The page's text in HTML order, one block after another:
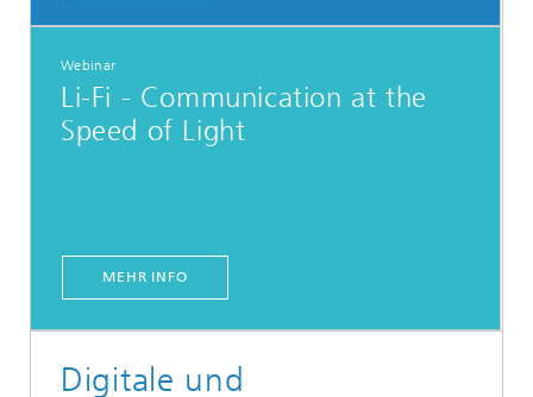
Webinar
Li-Fi - Communication at the
Speed of Light
MEHR INFO
Digitale und